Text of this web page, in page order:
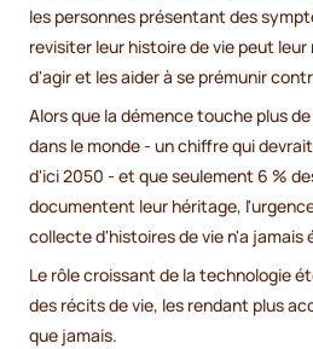
les personnes présentant des
revisiter leur histoire de vie peut
d'agir et les aider à se prémunir
Alors que la démence touche plus
dans le monde - un chiffre qui
d'ici 2050 - et que seulement 6 %
documentent leur héritage,
collecte d'histoires de vie n'a jamais
Le rôle croissant de la technologie
des récits de vie, les rendant plus
que jamais.